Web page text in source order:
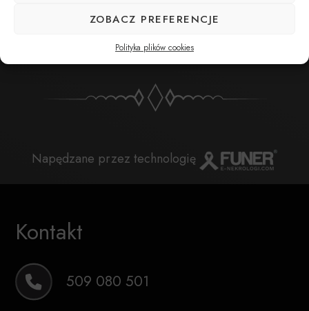
ZOBACZ PREFERENCJE
Polityka plików cookies
POBIERZ POWIADOMIENIE SMS
Napędzane przez technologię
Kontakt
509 080 501